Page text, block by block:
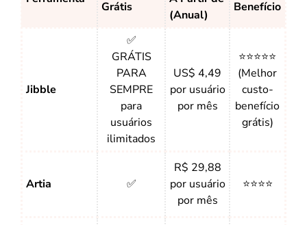
Grátis
(Anual)
Benefício
Jibble
✅
GRÁTIS
PARA
SEMPRE
para
usuários
ilimitados
US$ 4,49
por usuário
por mês
⭐⭐⭐⭐⭐
(Melhor
custo-
benefício
grátis)
Artia ✅
R$ 29,88
por usuário
por mês
⭐⭐⭐⭐